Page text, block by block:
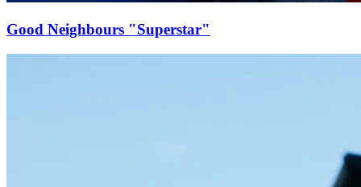
Good Neighbours "Superstar"